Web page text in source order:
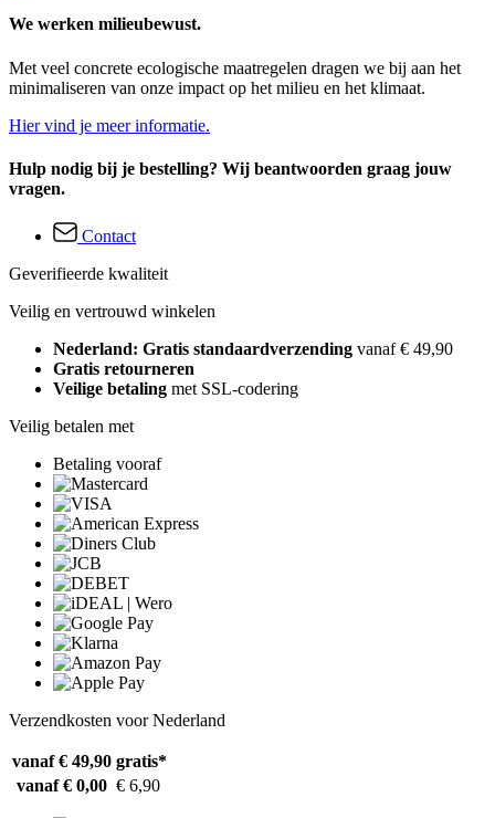
We werken milieubewust.
Met veel concrete ecologische maatregelen dragen we bij aan het
minimaliseren van onze impact op het milieu en het klimaat.
Hier vind je meer informatie.
Hulp nodig bij je bestelling? Wij beantwoorden graag jouw
vragen.
Contact
Geverifieerde kwaliteit
Veilig en vertrouwd winkelen
Nederland: Gratis standaardverzending vanaf € 49,90
Gratis retourneren
Veilige betaling met SSL-codering
Veilig betalen met
Betaling vooraf
Verzendkosten voor Nederland
vanaf € 49,90 gratis*
vanaf € 0,00 € 6,90